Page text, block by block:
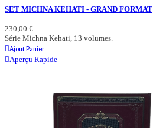
SET MICHNA KEHATI - GRAND FORMAT
230,00 €
Série Michna Kehati, 13 volumes.
Ajout Panier
Aperçu Rapide